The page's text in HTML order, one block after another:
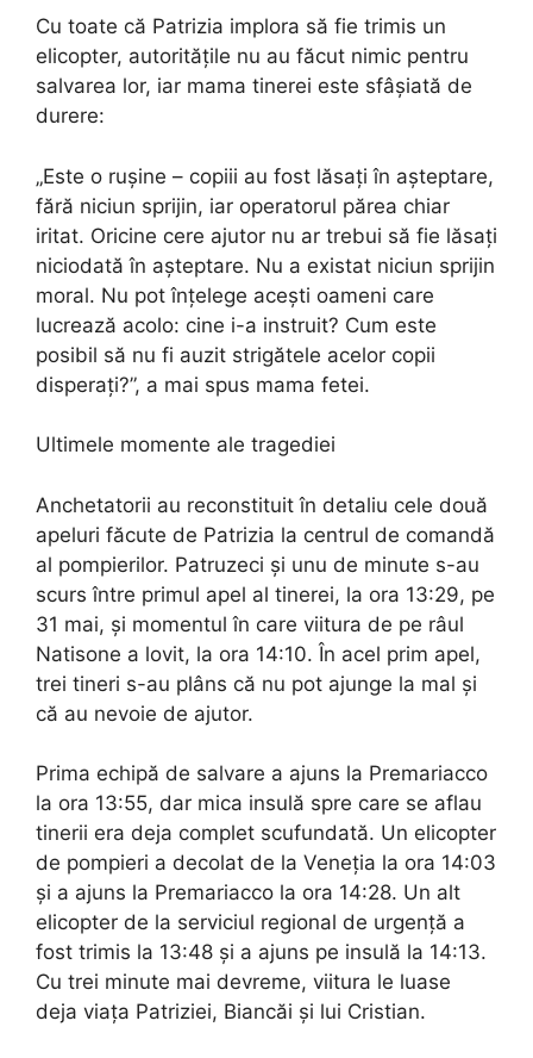
Cu toate că Patrizia implora să fie trimis un
elicopter, autoritățile nu au făcut nimic pentru
salvarea lor, iar mama tinerei este sfâșiată de
durere:
„Este o rușine – copiii au fost lăsați în așteptare,
fără niciun sprijin, iar operatorul părea chiar
iritat. Oricine cere ajutor nu ar trebui să fie lăsați
niciodată în așteptare. Nu a existat niciun sprijin
moral. Nu pot înțelege acești oameni care
lucrează acolo: cine i-a instruit? Cum este
posibil să nu fi auzit strigătele acelor copii
disperați?”, a mai spus mama fetei.
Ultimele momente ale tragediei
Anchetatorii au reconstituit în detaliu cele două
apeluri făcute de Patrizia la centrul de comandă
al pompierilor. Patruzeci și unu de minute s-au
scurs între primul apel al tinerei, la ora 13:29, pe
31 mai, și momentul în care viitura de pe râul
Natisone a lovit, la ora 14:10. În acel prim apel,
trei tineri s-au plâns că nu pot ajunge la mal și
că au nevoie de ajutor.
Prima echipă de salvare a ajuns la Premariacco
la ora 13:55, dar mica insulă spre care se aflau
tinerii era deja complet scufundată. Un elicopter
de pompieri a decolat de la Veneția la ora 14:03
și a ajuns la Premariacco la ora 14:28. Un alt
elicopter de la serviciul regional de urgență a
fost trimis la 13:48 și a ajuns pe insulă la 14:13.
Cu trei minute mai devreme, viitura le luase
deja viața Patriziei, Biancăi și lui Cristian.